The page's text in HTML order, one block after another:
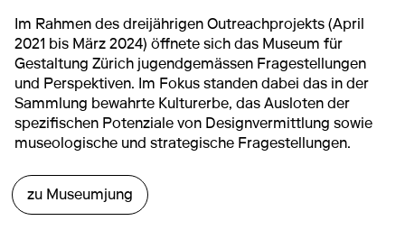
Im Rahmen des dreijährigen Outreachprojekts (April
2021 bis März 2024) öffnete sich das Museum für
Gestaltung Zürich jugendgemässen Fragestellungen
und Perspektiven. Im Fokus standen dabei das in der
Sammlung bewahrte Kulturerbe, das Ausloten der
spezifischen Potenziale von Designvermittlung sowie
museologische und strategische Fragestellungen.
zu Museumjung